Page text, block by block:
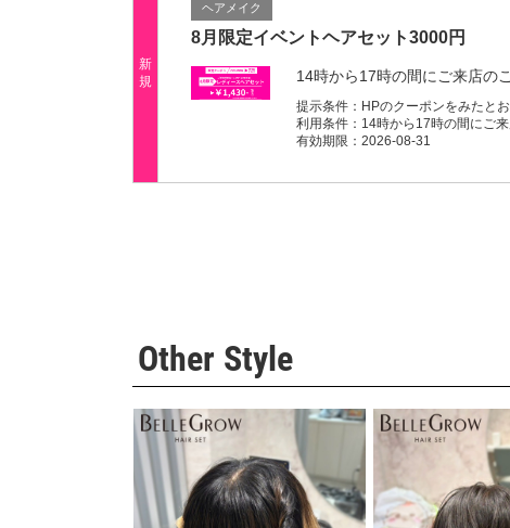
新
規
ヘアメイク
8月限定イベントヘアセット3000円
14時から17時の間にご来店の
提示条件： HPのクーポンをみたと
利用条件： 14時から17時の間にご
有効期限： 2026-08-31
Other Style